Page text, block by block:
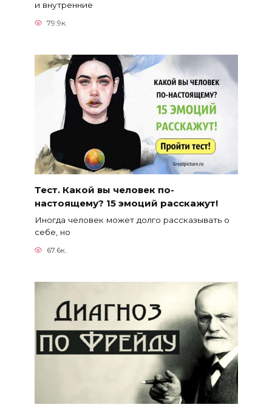
и внутренние
79.9к.
Тест. Какой вы человек по-
настоящему? 15 эмоций расскажут!
Иногда человек может долго рассказывать о
себе, но
67.6к.